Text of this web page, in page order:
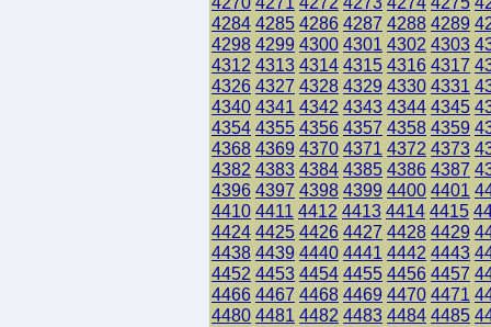
4284 4285 4286 4287 4288 4289
4298 4299 4300 4301 4302 4303
4312 4313 4314 4315 4316 4317
4326 4327 4328 4329 4330 4331
4340 4341 4342 4343 4344 4345
4354 4355 4356 4357 4358 4359
4368 4369 4370 4371 4372 4373
4382 4383 4384 4385 4386 4387
4396 4397 4398 4399 4400 4401
4410 4411 4412 4413 4414 4415
4424 4425 4426 4427 4428 4429
4438 4439 4440 4441 4442 4443
4452 4453 4454 4455 4456 4457
4466 4467 4468 4469 4470 4471
4480 4481 4482 4483 4484 4485